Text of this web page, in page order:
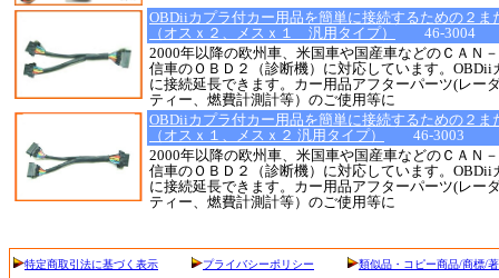
OBDiiカプラ付カー用品を簡単に接続するための２ま
（オスｘ２、メスｘ１ 汎用タイプ）
46-3004
2000年以降の欧州車、米国車や国産車などのＣＡＮ
信車のＯＢＤ２（診断機）に対応しています。OBDii
に接続延長できます。カー用品アフターパーツ(レー
ティー、燃費計測計等）のご使用等に
OBDiiカプラ付カー用品を簡単に接続するための２ま
（オスｘ１、メスｘ２ 汎用タイプ）
46-3003
2000年以降の欧州車、米国車や国産車などのＣＡＮ
信車のＯＢＤ２（診断機）に対応しています。OBDii
に接続延長できます。カー用品アフターパーツ(レー
ティー、燃費計測計等）のご使用等に
特定商取引法に基づく表示 プライバシーポリシー 類似品・コピー商品/商標/